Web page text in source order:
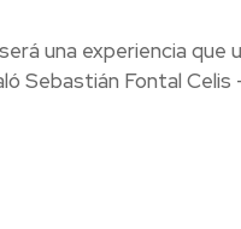
una experiencia que
Sebastián Fontal Celis